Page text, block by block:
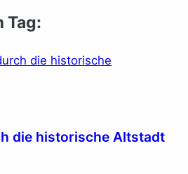
Tag:
die historische Altstadt